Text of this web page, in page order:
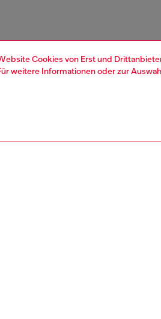
Cookies von Erst und
weitere Informationen oder zur